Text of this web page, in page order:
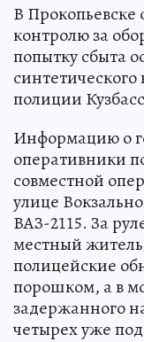
В Прокопьевске
контролю за
попытку сбыта
полиции
Информацию о
оперативники
совместной
улице
ВАЗ-2115. За
местный
полицейские
порошком, а в
задержанного
четырех уже